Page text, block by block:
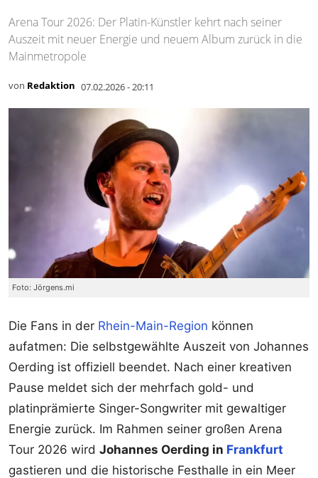
Arena Tour 2026: Der Platin-Künstler kehrt nach seiner
Auszeit mit neuer Energie und neuem Album zurück in die
Mainmetropole
von Redaktion 07.02.2026 - 20:11
Foto: Jörgens.mi
Die Fans in der Rhein-Main-Region können
aufatmen: Die selbstgewählte Auszeit von Johannes
Oerding ist offiziell beendet. Nach einer kreativen
Pause meldet sich der mehrfach gold- und
platinprämierte Singer-Songwriter mit gewaltiger
Energie zurück. Im Rahmen seiner großen Arena
Tour 2026 wird Johannes Oerding in Frankfurt
gastieren und die historische Festhalle in ein Meer